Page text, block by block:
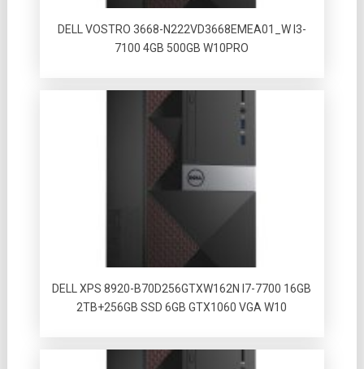
DELL VOSTRO 3668-N222VD3668EMEA01_W I3-
7100 4GB 500GB W10PRO
DELL XPS 8920-B70D256GTXW162N I7-7700 16GB
2TB+256GB SSD 6GB GTX1060 VGA W10